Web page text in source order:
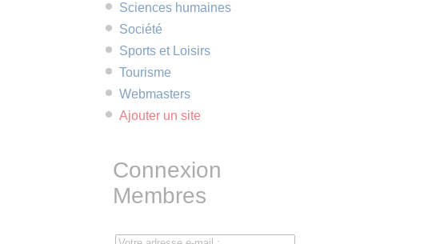
Sciences humaines
Société
Sports et Loisirs
Tourisme
Webmasters
Ajouter un site
Connexion
Membres